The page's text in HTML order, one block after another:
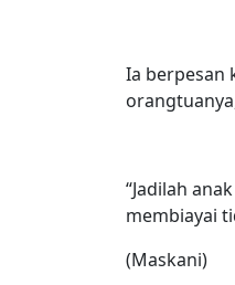
Ia berpesan
“Jadilah
membiayai
(Maskani)